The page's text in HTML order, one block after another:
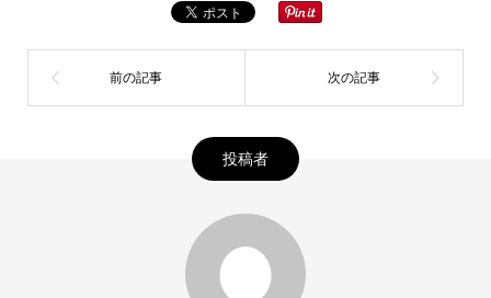
投稿者